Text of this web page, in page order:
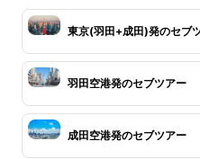
東京(羽田+成田)発のセブ
羽田空港発のセブツアー
成田空港発のセブツアー